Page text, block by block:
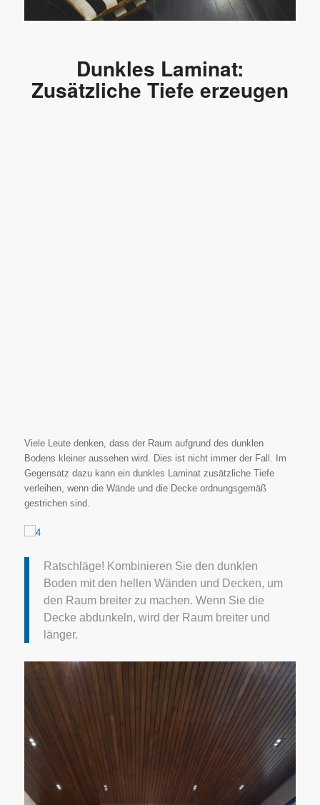
Dunkles Laminat:
Zusätzliche Tiefe erzeugen
Viele Leute denken, dass der Raum aufgrund des dunklen
Bodens kleiner aussehen wird. Dies ist nicht immer der Fall. Im
Gegensatz dazu kann ein dunkles Laminat zusätzliche Tiefe
verleihen, wenn die Wände und die Decke ordnungsgemäß
gestrichen sind.
Ratschläge! Kombinieren Sie den dunklen
Boden mit den hellen Wänden und Decken, um
den Raum breiter zu machen. Wenn Sie die
Decke abdunkeln, wird der Raum breiter und
länger.